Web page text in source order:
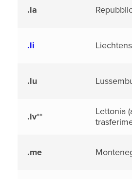
.la
.li
.lu
.lv**
Lettonia
.me